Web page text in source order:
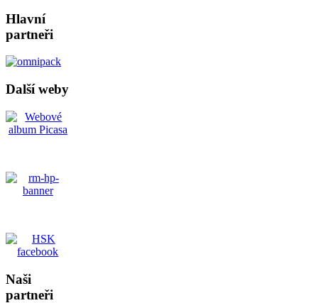
Hlavní
partneři
Další weby
Naši
partneři